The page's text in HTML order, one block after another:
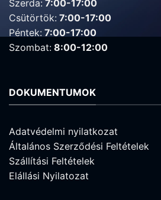
Szerda: 7:00-17:00
Csütörtök: 7:00-17:00
Péntek: 7:00-17:00
Szombat: 8:00-12:00
DOKUMENTUMOK
Adatvédelmi nyilatkozat
Általános Szerződési Feltételek
Szállítási Feltételek
Elállási Nyilatozat